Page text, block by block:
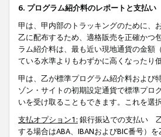
6. プログラム紹介料のレポートと支払い
甲は、甲内部のトラッキングのために、
乙に配布するため、適格販売を正確かつ
ラム紹介料は、最も近い現地通貨の金額
ている水準よりもわずかに高くなったり
甲は、乙が標準プログラム紹介料および
ゾン・サイトの初期設定通貨で標準プロ
いを受け取ることもできます。これを選
支払オプション1: 銀行振込での支払い
する場合はABA、IBANおよびBIC番号）